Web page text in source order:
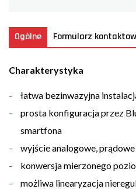
Ogólne Formularz
Charakterystyka
łatwa bezinwazyjna
prosta konfiguracja przez
smartfona
wyjście analogowe,
konwersja mierzonego
możliwa linearyzacja